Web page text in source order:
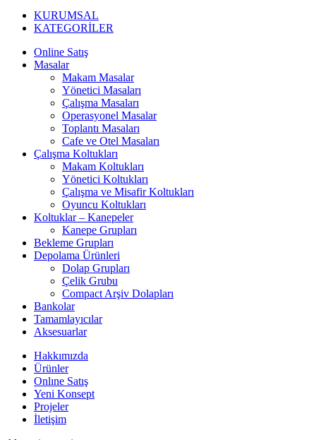
KURUMSAL
KATEGORİLER
Online Satış
Masalar
Makam Masalar
Yönetici Masaları
Çalışma Masaları
Operasyonel Masalar
Toplantı Masaları
Cafe ve Otel Masaları
Çalışma Koltukları
Makam Koltukları
Yönetici Koltukları
Çalışma ve Misafir Koltukları
Oyuncu Koltukları
Koltuklar – Kanepeler
Kanepe Grupları
Bekleme Grupları
Depolama Ürünleri
Dolap Grupları
Çelik Grubu
Compact Arşiv Dolapları
Bankolar
Tamamlayıcılar
Aksesuarlar
Hakkımızda
Ürünler
Onlıne Satış
Yeni Konsept
Projeler
İletişim